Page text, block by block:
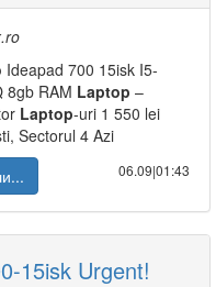
Ideapad 700 15isk I5-
8gb RAM Laptop –
Laptop-uri 1 550 lei
Sectorul 4 Azi
06.09|01:43
15isk Urgent!